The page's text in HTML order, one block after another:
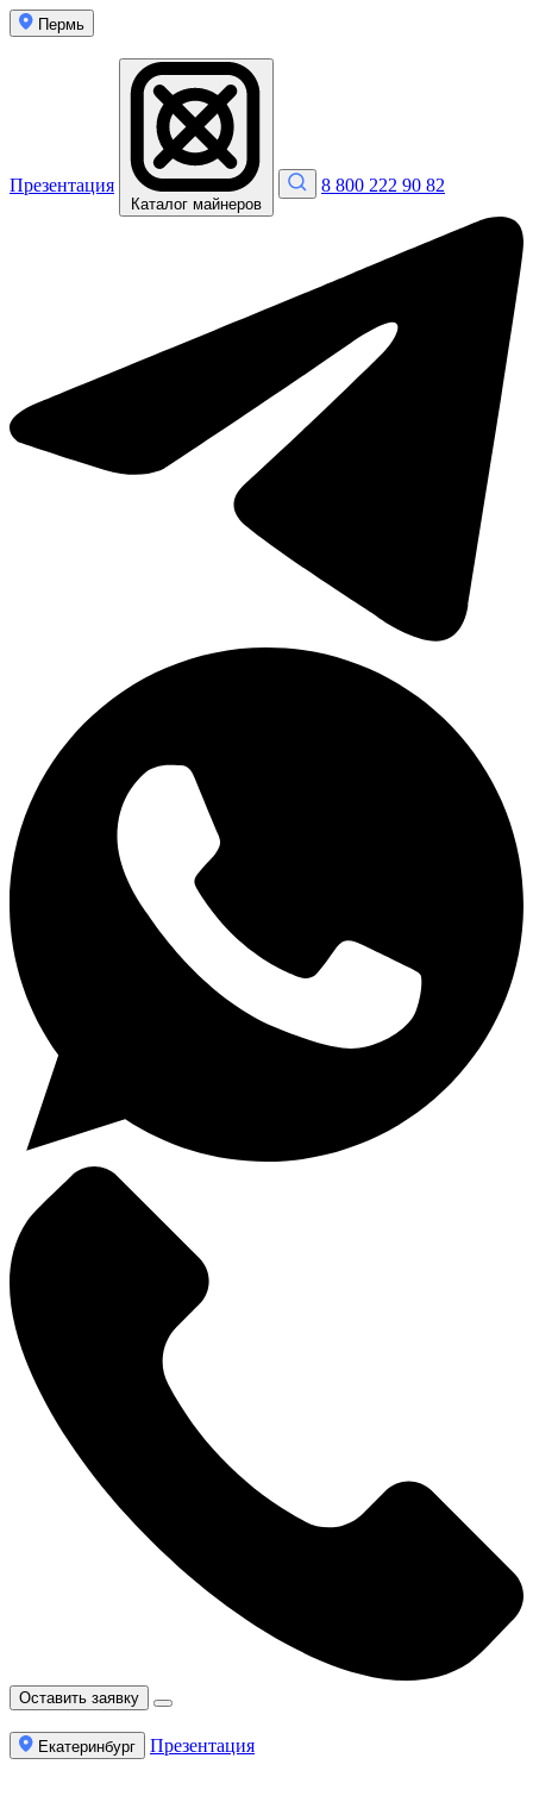
Пермь
Презентация
Каталог майнеров
8 800 222 90 82
Оставить заявку
Екатеринбург Презентация